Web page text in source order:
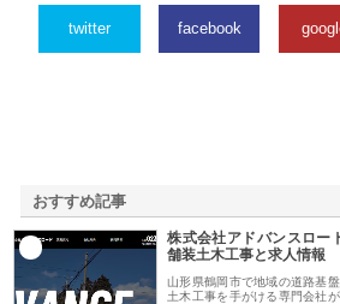
twitter facebook
おすすめ記事
株式会社アドバンスロー
舗装土木工事と求人情報
山形県鶴岡市で地域の道路基
土木工事を手がける専門会社